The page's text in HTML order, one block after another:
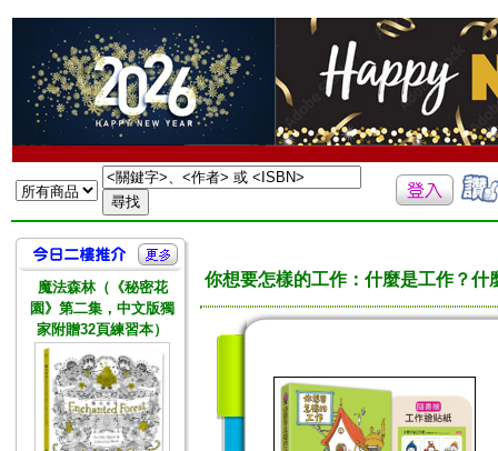
魔法森林（《秘密花
園》第二集，中文版獨
家附贈32頁練習本）
你想要怎樣的工作：什麼是工作？